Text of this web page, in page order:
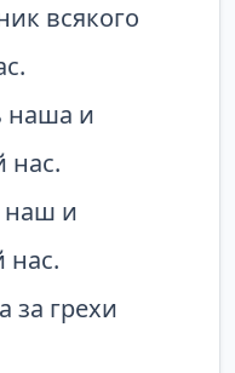
всякого
наша и
нас.
наш и
нас.
за грехи